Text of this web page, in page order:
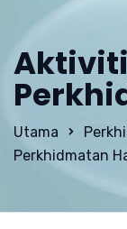
Utama
Perkhidmatan